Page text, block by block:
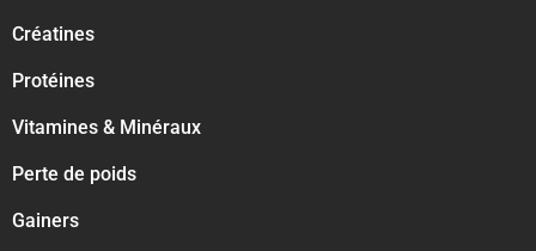
Créatines
Protéines
Vitamines & Minéraux
Perte de poids
Gainers